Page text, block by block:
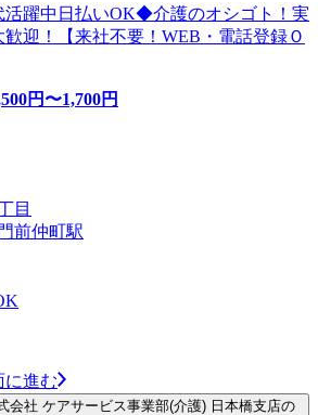
躍中日払いOK◆介護のオシゴト！実
迎！【来社不要！WEB・電話登録Ｏ
円〜1,700円
目
前仲町駅
に進む
会社 ケアサービス事業部(介護) 日本橋支店の